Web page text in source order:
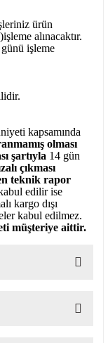
ürün
)işleme alınacaktır.
işleme
kapsamında
olması
şartıyla 14 gün
çıkması
teknik rapor
edilir ise
kargo dışı
kabul edilmez.
müşteriye aittir.